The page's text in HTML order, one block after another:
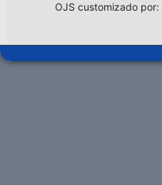
OJS customizado por: